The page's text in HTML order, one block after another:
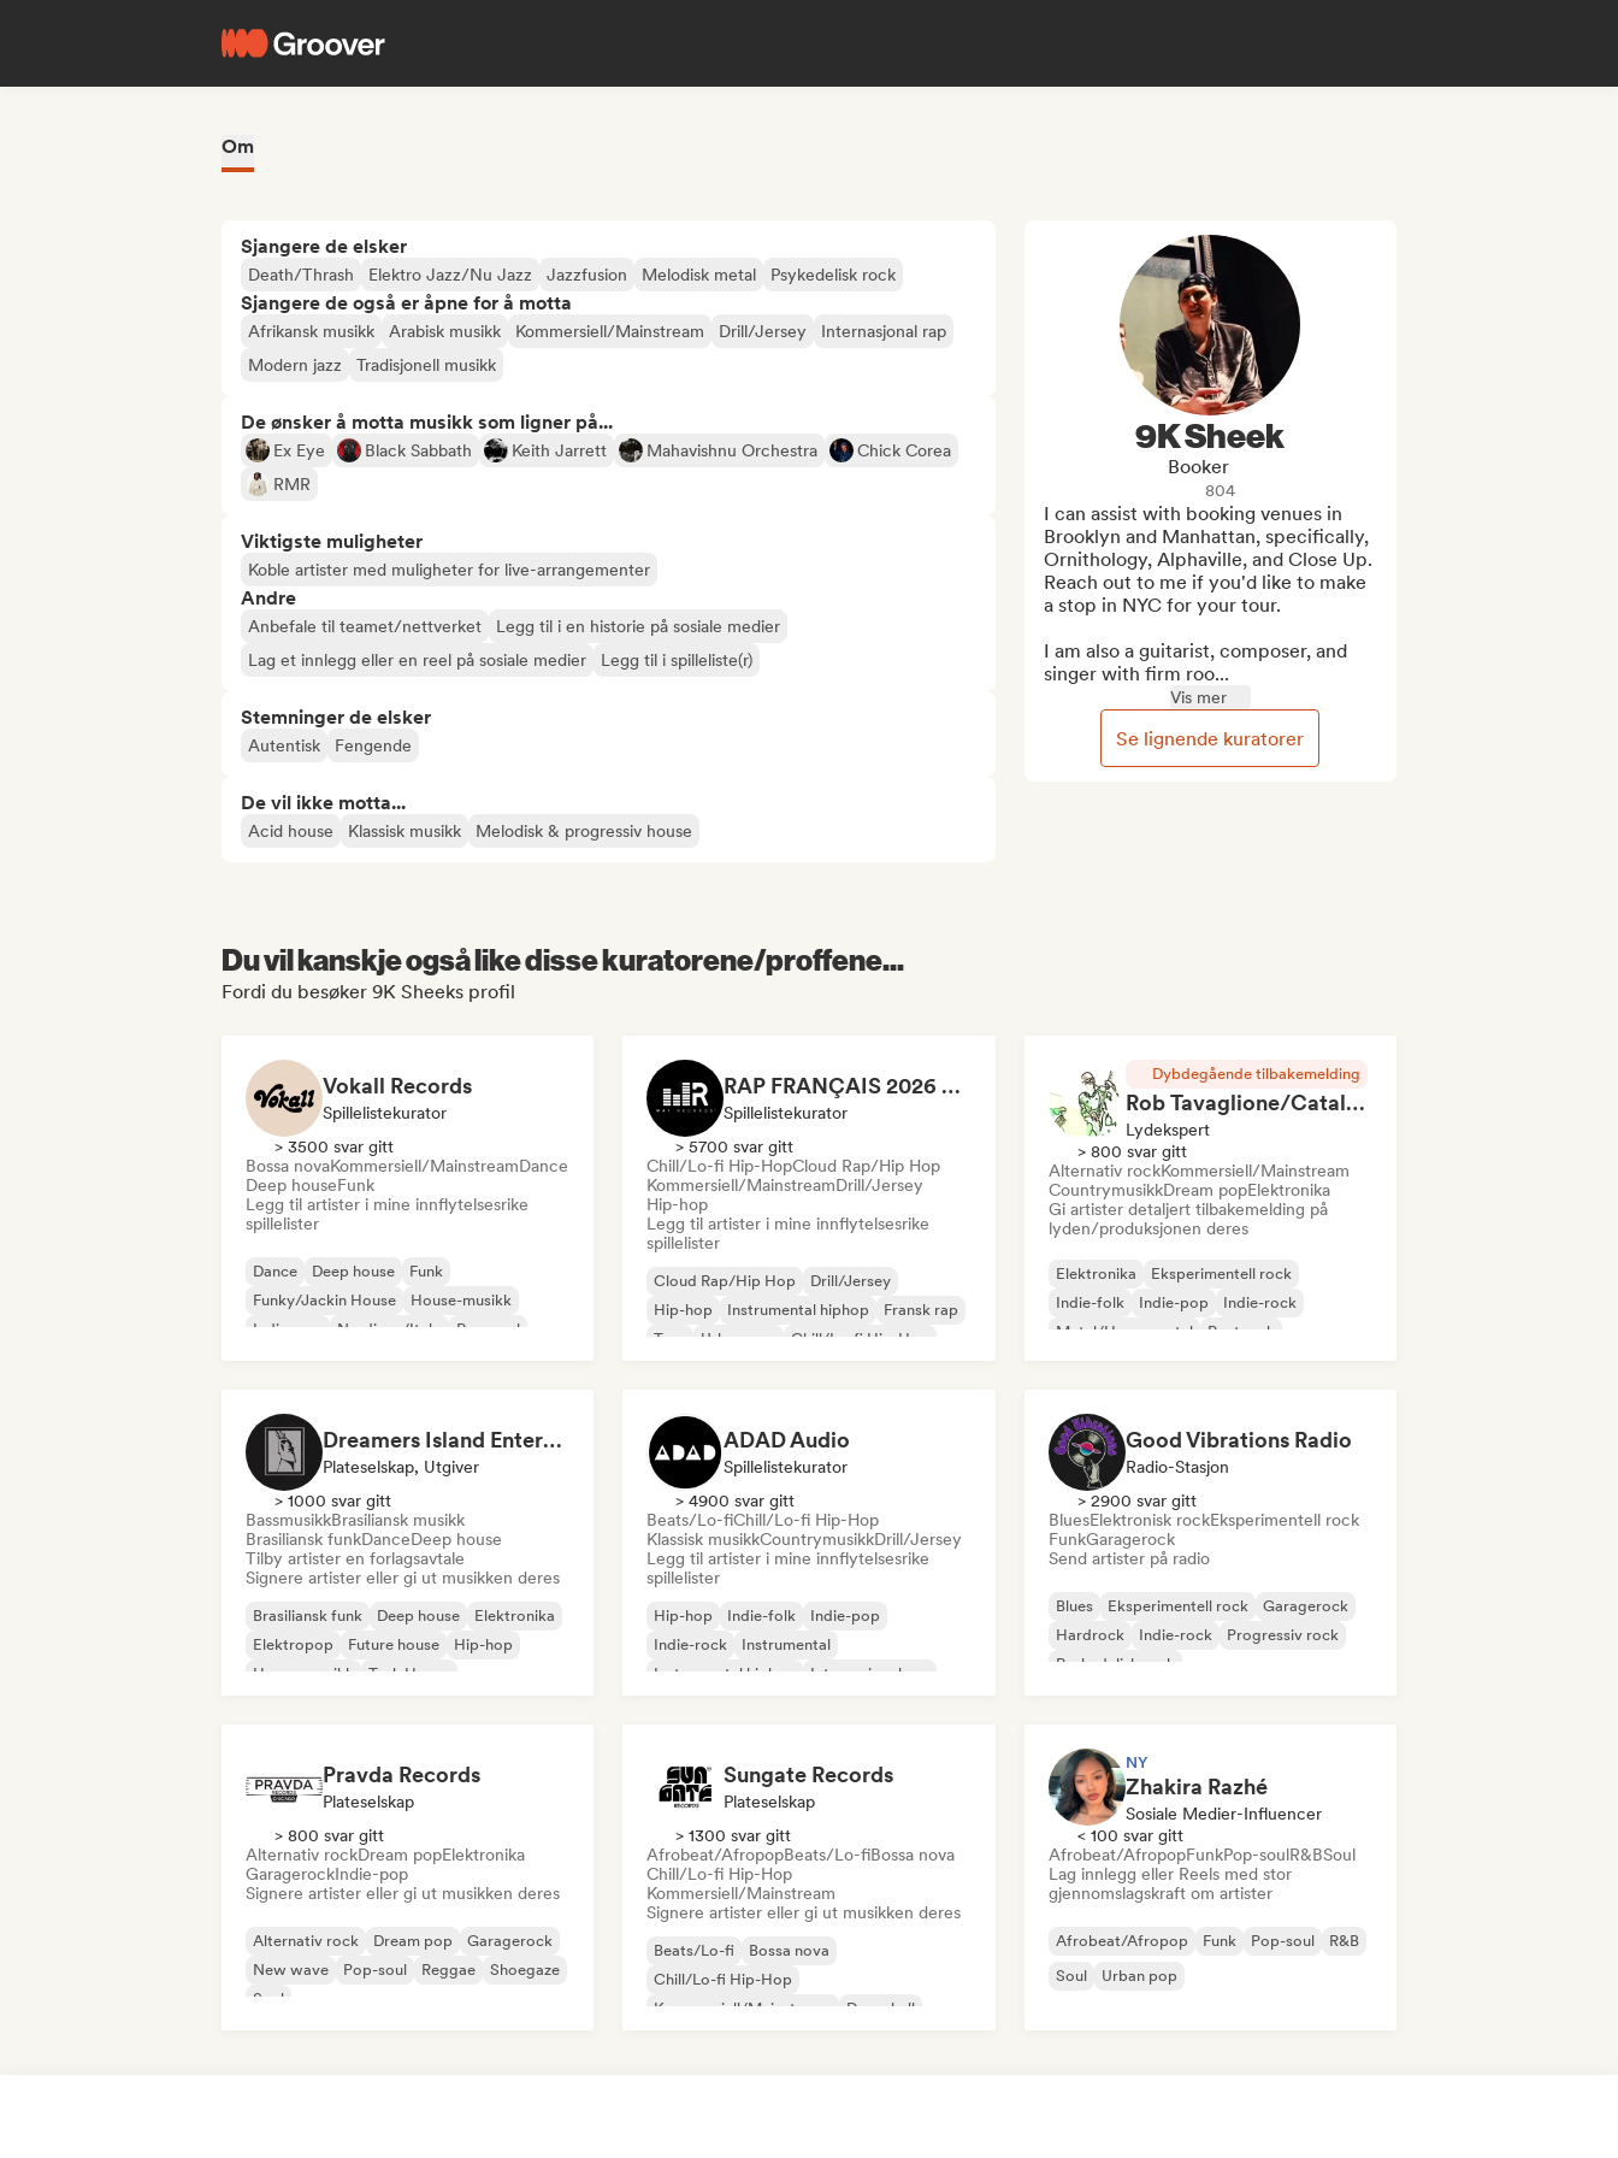
Om
Sjangere de elsker
Death/Thrash Elektro Jazz/Nu Jazz Jazzfusion Melodisk metal Psykedelisk rock
Sjangere de også er åpne for å motta
Afrikansk musikk Arabisk musikk Kommersiell/Mainstream Drill/Jersey
Internasjonal rap
Modern jazz
Tradisjonell musikk
De ønsker å motta musikk som ligner på...
Ex Eye Black Sabbath Keith Jarrett Mahavishnu Orchestra
Chick Corea
RMR
Viktigste muligheter
Koble artister med muligheter for live-arrangementer
Andre
Anbefale til teamet/nettverket
Legg til i en historie på sosiale medier
Lag et innlegg eller en reel på sosiale medier
Legg til i spilleliste(r)
Stemninger de elsker
Autentisk Fengende
De vil ikke motta...
Acid house Klassisk musikk Melodisk & progressiv house
9K Sheek
Booker
804
I can assist with booking venues in
Brooklyn and Manhattan, specifically,
Ornithology, Alphaville, and Close Up.
Reach out to me if you'd like to make
a stop in NYC for your tour.
I am also a guitarist, composer, and
singer with firm roo...
Vis mer
Se lignende kuratorer
Du vil kanskje også like disse kuratorene/proffene...
Fordi du besøker 9K Sheeks profil
Vokall Records
Spillelistekurator
> 3500 svar gitt
Bossa novaKommersiell/MainstreamDance
Deep houseFunk
Legg til artister i mine innflytelsesrike
spillelister
Dance Deep house
Funk
Funky/Jackin House
House-musikk
Indie-pop
Nu-disco/Italo Pop-soul
RAP FRANÇAIS 2026 🔥🇫🇷 (Way Records)
Spillelistekurator
> 5700 svar gitt
Chill/Lo-fi Hip-HopCloud Rap/Hip Hop
Kommersiell/MainstreamDrill/Jersey
Hip-hop
Legg til artister i mine innflytelsesrike
spillelister
Cloud Rap/Hip Hop
Drill/Jersey
Hip-hop
Instrumental hiphop
Fransk rap
Trap
Urban pop Chill/Lo-fi Hip-Hop
Dybdegående tilbakemelding
Rob Tavaglione/Catalyst Recording
Lydekspert
> 800 svar gitt
Alternativ rockKommersiell/Mainstream
CountrymusikkDream popElektronika
Gi artister detaljert tilbakemelding på
lyden/produksjonen deres
Elektronika
Eksperimentell rock
Indie-folk
Indie-pop
Indie-rock
Metal/Heavy metal
Postpunk
Dreamers Island Entertainment
Plateselskap, Utgiver
> 1000 svar gitt
BassmusikkBrasiliansk musikk
Brasiliansk funkDanceDeep house
Tilby artister en forlagsavtale
Signere artister eller gi ut musikken deres
Brasiliansk funk Deep house
Elektronika
Elektropop
Future house
Hip-hop
House-musikk
Tech House
ADAD Audio
Spillelistekurator
> 4900 svar gitt
Beats/Lo-fiChill/Lo-fi Hip-Hop
Klassisk musikkCountrymusikkDrill/Jersey
Legg til artister i mine innflytelsesrike
spillelister
Hip-hop Indie-folk
Indie-pop
Indie-rock
Instrumental
Instrumental hiphop
Internasjonal rap
Good Vibrations Radio
Radio-Stasjon
> 2900 svar gitt
BluesElektronisk rockEksperimentell rock
FunkGaragerock
Send artister på radio
Blues Eksperimentell rock
Garagerock
Hardrock
Indie-rock
Progressiv rock
Psykedelisk rock
Pravda Records
Plateselskap
> 800 svar gitt
Alternativ rockDream popElektronika
GaragerockIndie-pop
Signere artister eller gi ut musikken deres
Alternativ rock Dream pop
Garagerock
New wave
Pop-soul Reggae
Shoegaze
Soul
Sungate Records
Plateselskap
> 1300 svar gitt
Afrobeat/AfropopBeats/Lo-fiBossa nova
Chill/Lo-fi Hip-Hop
Kommersiell/Mainstream
Signere artister eller gi ut musikken deres
Beats/Lo-fi
Bossa nova
Chill/Lo-fi Hip-Hop
Kommersiell/Mainstream
Dancehall
NY
Zhakira Razhé
Sosiale Medier-Influencer
< 100 svar gitt
Afrobeat/AfropopFunkPop-soulR&BSoul
Lag innlegg eller Reels med stor
gjennomslagskraft om artister
Afrobeat/Afropop Funk Pop-soul
R&B
Soul
Urban pop